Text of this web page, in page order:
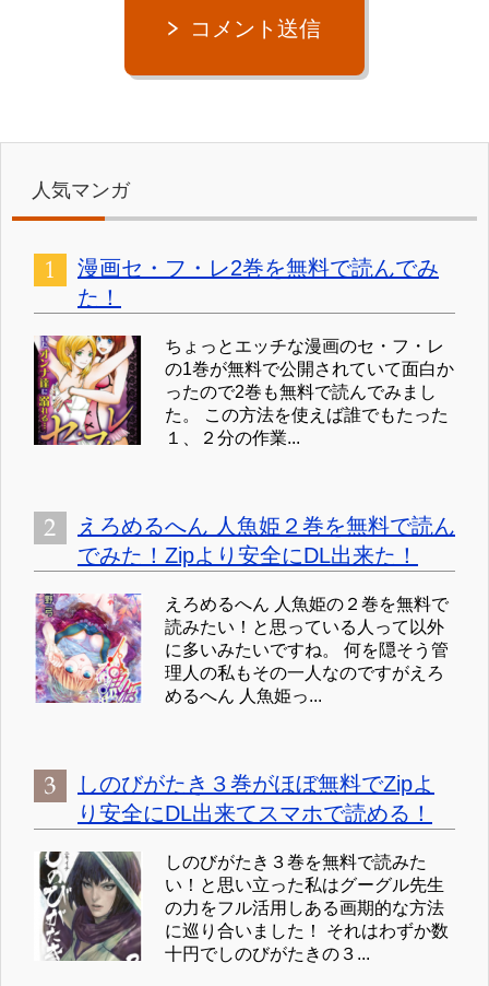
コメント送信
人気マンガ
漫画セ・フ・レ2巻を無料で読んでみ
た！
ちょっとエッチな漫画のセ・フ・レ
の1巻が無料で公開されていて面白か
ったので2巻も無料で読んでみまし
た。 この方法を使えば誰でもたった
１、２分の作業...
えろめるへん 人魚姫２巻を無料で読ん
でみた！Zipより安全にDL出来た！
えろめるへん 人魚姫の２巻を無料で
読みたい！と思っている人って以外
に多いみたいですね。 何を隠そう管
理人の私もその一人なのですがえろ
めるへん 人魚姫っ...
しのびがたき３巻がほぼ無料でZipよ
り安全にDL出来てスマホで読める！
しのびがたき３巻を無料で読みた
い！と思い立った私はグーグル先生
の力をフル活用しある画期的な方法
に巡り合いました！ それはわずか数
十円でしのびがたきの３...